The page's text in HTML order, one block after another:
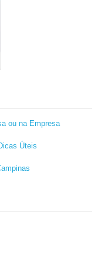
ou na Empresa
Úteis